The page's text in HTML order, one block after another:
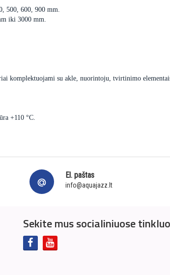
500, 600, 900 mm.
iki 3000 mm.
komplektuojami su akle, nuorintoju, tvirtinimo
+110 °C.
El. paštas
info@aquajazz.lt
Sekite mus socialiniuose